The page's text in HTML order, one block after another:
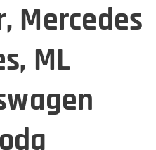
Mercedes
ML